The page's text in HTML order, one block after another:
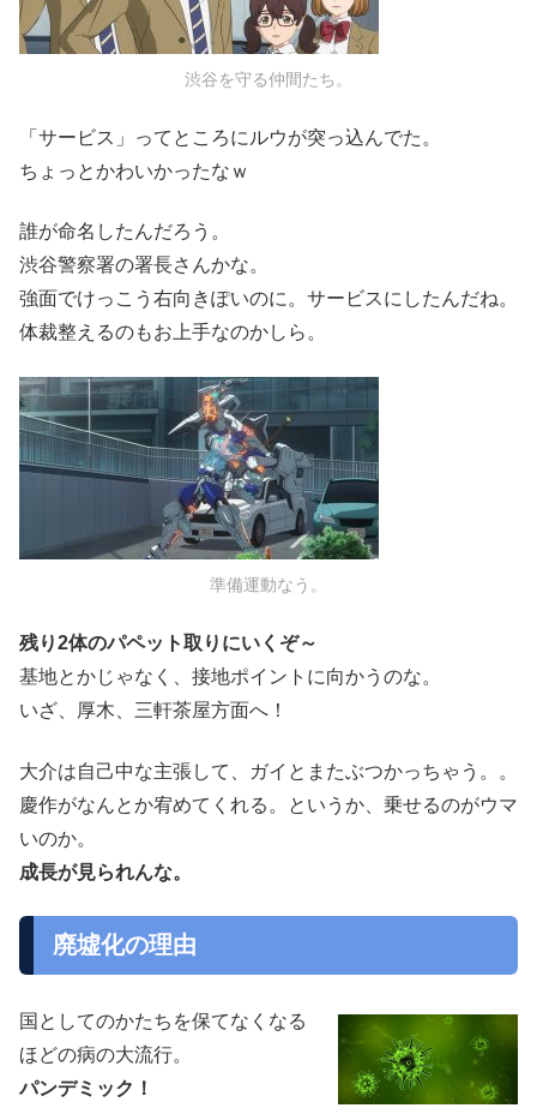
渋谷を守る仲間たち。
「サービス」ってところにルウが突っ込んでた。
ちょっとかわいかったなｗ
誰が命名したんだろう。
渋谷警察署の署長さんかな。
強面でけっこう右向きぽいのに。サービスにしたんだね。
体裁整えるのもお上手なのかしら。
準備運動なう。
残り2体のパペット取りにいくぞ～
基地とかじゃなく、接地ポイントに向かうのな。
いざ、厚木、三軒茶屋方面へ！
大介は自己中な主張して、ガイとまたぶつかっちゃう。。
慶作がなんとか宥めてくれる。というか、乗せるのがウマ
いのか。
成長が見られんな。
廃墟化の理由
国としてのかたちを保てなくなる
ほどの病の大流行。
パンデミック！